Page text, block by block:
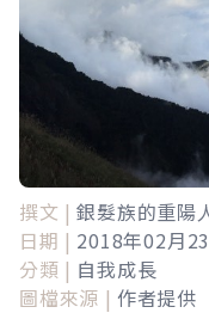
撰文 | 銀髮族的重陽
日期 | 2018年02月
分類 | 自我成長
圖檔來源 | 作者提供